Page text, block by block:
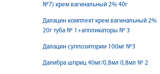
№7) крем вагинальный 2% 40г
Далацин комплект крем вагинальный 2%
20г туба № 1+аппликаторы № 3
Далацин суппозитории 100мг №3
Далибра шприц 40мг/0,8мл 0,8мл № 2